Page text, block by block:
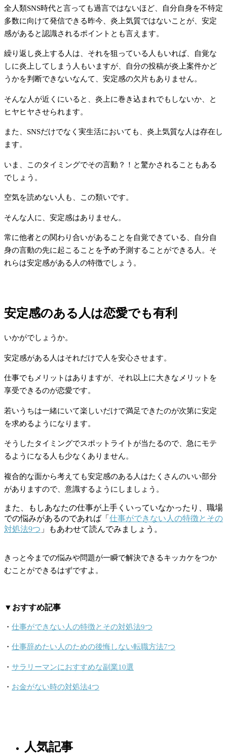
全人類SNS時代と言っても過言ではないほど、自分自身を不特定
多数に向けて発信できる昨今、炎上気質ではないことが、安定
感があると認識されるポイントとも言えます。
繰り返し炎上する人は、それを狙っている人もいれば、自覚な
しに炎上してしまう人もいますが、自分の投稿が炎上案件かど
うかを判断できないなんて、安定感の欠片もありません。
そんな人が近くにいると、炎上に巻き込まれでもしないか、と
ヒヤヒヤさせられます。
また、SNSだけでなく実生活においても、炎上気質な人は存在し
ます。
いま、このタイミングでその言動？！と驚かされることもある
でしょう。
空気を読めない人も、この類いです。
そんな人に、安定感はありません。
常に他者との関わり合いがあることを自覚できている、自分自
身の言動の先に起こることを予め予測することができる人。そ
れらは安定感がある人の特徴でしょう。
安定感のある人は恋愛でも有利
いかがでしょうか。
安定感がある人はそれだけで人を安心させます。
仕事でもメリットはありますが、それ以上に大きなメリットを
享受できるのが恋愛です。
若いうちは一緒にいて楽しいだけで満足できたのが次第に安定
を求めるようになります。
そうしたタイミングでスポットライトが当たるので、急にモテ
るようになる人も少なくありません。
複合的な面から考えても安定感のある人はたくさんのいい部分
がありますので、意識するようにしましょう。
また、もしあなたの仕事が上手くいっていなかったり、職場
での悩みがあるのであれば「 仕事ができない人の特徴とその
対処法9つ 」もあわせて読んでみましょう。
きっと今までの悩みや問題が一瞬で解決できるキッカケをつか
むことができるはずですよ。
▼おすすめ記事
・ 仕事ができない人の特徴とその対処法9つ
・ 仕事辞めたい人のための後悔しない転職方法7つ
・ サラリーマンにおすすめな副業10選
・ お金がない時の対処法4つ
人気記事